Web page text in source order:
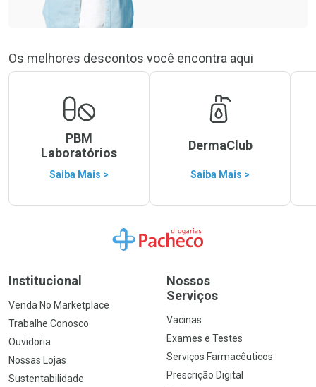
Os melhores descontos você encontra aqui
PBM
Laboratórios
Saiba Mais >
DermaClub
Saiba Mais >
Ir para a Home
Institucional
Venda No Marketplace
Trabalhe Conosco
Ouvidoria
Nossas Lojas
Sustentabilidade
Nossos
Serviços
Vacinas
Exames e Testes
Serviços Farmacêuticos
Prescrição Digital